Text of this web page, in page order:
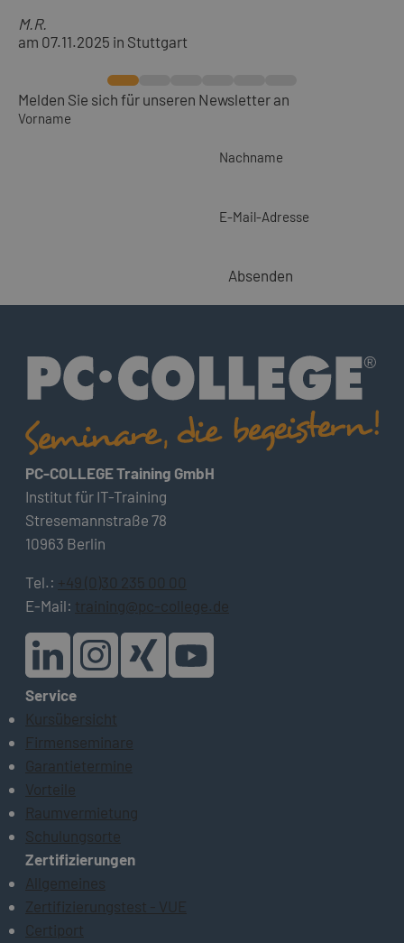
M.R.
am 07.11.2025 in Stuttgart
Melden Sie sich für unseren Newsletter an
Vorname
Nachname
E-Mail-Adresse
Absenden
PC-COLLEGE Training GmbH
Institut für IT-Training
Stresemannstraße 78
10963 Berlin
Tel.: +49 (0)30 235 00 00
E-Mail: training@pc-college.de
Service
Kursübersicht
Firmenseminare
Garantietermine
Vorteile
Raumvermietung
Schulungsorte
Zertifizierungen
Allgemeines
Zertifizierungstest - VUE
Certiport